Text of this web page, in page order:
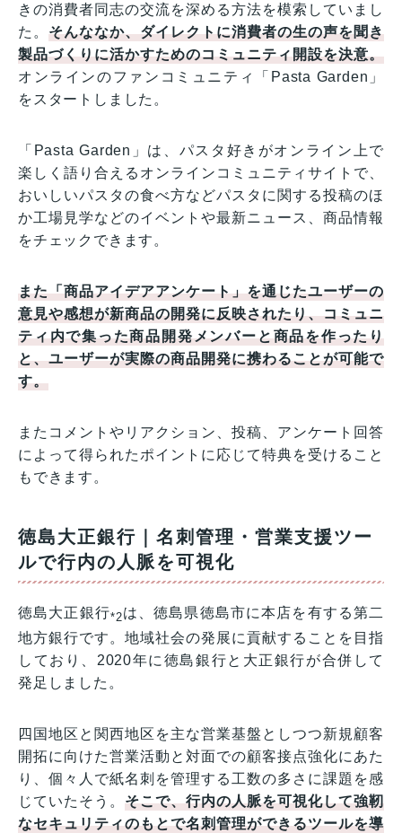
きの消費者同志の交流を深める方法を模索していまし
た。そんななか、ダイレクトに消費者の生の声を聞き
製品づくりに活かすためのコミュニティ開設を決意。
オンラインのファンコミュニティ「Pasta Garden」
をスタートしました。
「Pasta Garden」は、パスタ好きがオンライン上で
楽しく語り合えるオンラインコミュニティサイトで、
おいしいパスタの食べ方などパスタに関する投稿のほ
か工場見学などのイベントや最新ニュース、商品情報
をチェックできます。
また「商品アイデアアンケート」を通じたユーザーの
意見や感想が新商品の開発に反映されたり、コミュニ
ティ内で集った商品開発メンバーと商品を作ったり
と、ユーザーが実際の商品開発に携わることが可能で
す。
またコメントやリアクション、投稿、アンケート回答
によって得られたポイントに応じて特典を受けること
もできます。
徳島大正銀行｜名刺管理・営業支援ツー
ルで行内の人脈を可視化
徳島大正銀行*2は、徳島県徳島市に本店を有する第二
地方銀行です。地域社会の発展に貢献することを目指
しており、2020年に徳島銀行と大正銀行が合併して
発足しました。
四国地区と関西地区を主な営業基盤としつつ新規顧客
開拓に向けた営業活動と対面での顧客接点強化にあた
り、個々人で紙名刺を管理する工数の多さに課題を感
じていたそう。そこで、行内の人脈を可視化して強靭
なセキュリティのもとで名刺管理ができるツールを導